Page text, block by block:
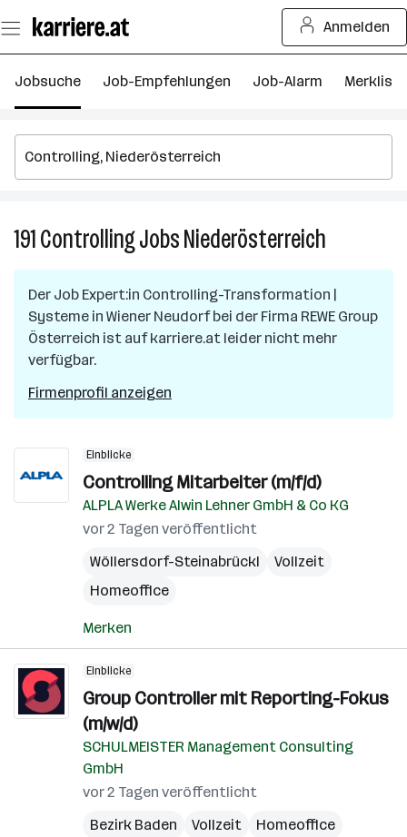
Seiteninhalt
springen
Anmelden
Jobsuche Job-Empfehlungen Job-Alarm Merkliste
191ControllingJobsNiederösterreich
in
Der Job Expert:in Controlling-Transformation |
Systeme in Wiener Neudorfbei der Firma REWE Group
Österreich ist auf karriere.at leider nicht mehr
verfügbar.
Firmenprofil anzeigen
Einblicke
Controlling Mitarbeiter (m/f/d)
ALPLA Werke Alwin Lehner GmbH & Co KG
vor 2 Tagen veröffentlicht
Wöllersdorf-Steinabrückl
Vollzeit
Homeoffice
Merken
Einblicke
Group Controller mit Reporting-Fokus
(m/w/d)
SCHULMEISTER Management Consulting
GmbH
vor 2 Tagen veröffentlicht
Bezirk Baden
Vollzeit
Homeoffice